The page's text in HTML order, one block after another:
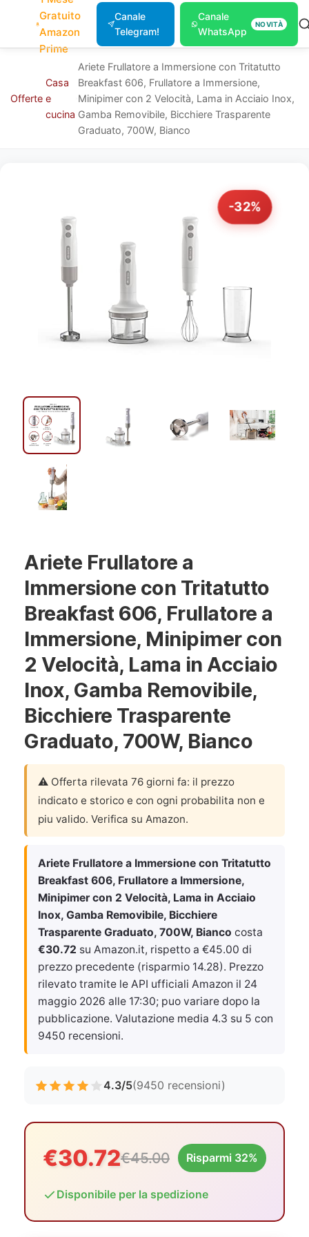
Gratuito
Amazon
Prime
Canale
Telegram!
Canale
WhatsApp
NOVITÀ
Offerte
Casa
e
cucina
Ariete Frullatore a Immersione con Tritatutto
Breakfast 606, Frullatore a Immersione,
Minipimer con 2 Velocità, Lama in Acciaio Inox,
Gamba Removibile, Bicchiere Trasparente
Graduato, 700W, Bianco
-32%
Ariete Frullatore a
Immersione con Tritatutto
Breakfast 606, Frullatore a
Immersione, Minipimer con
2 Velocità, Lama in Acciaio
Inox, Gamba Removibile,
Bicchiere Trasparente
Graduato, 700W, Bianco
⚠️ Offerta rilevata 76 giorni fa: il prezzo
indicato e storico e con ogni probabilita non e
piu valido. Verifica su Amazon.
Ariete Frullatore a Immersione con Tritatutto
Breakfast 606, Frullatore a Immersione,
Minipimer con 2 Velocità, Lama in Acciaio
Inox, Gamba Removibile, Bicchiere
Trasparente Graduato, 700W, Bianco costa
€30.72 su Amazon.it, rispetto a €45.00 di
prezzo precedente (risparmio 14.28). Prezzo
rilevato tramite le API ufficiali Amazon il 24
maggio 2026 alle 17:30; puo variare dopo la
pubblicazione. Valutazione media 4.3 su 5 con
9450 recensioni.
4.3/5(9450 recensioni)
€30.72€45.00 Risparmi 32%
Disponibile per la spedizione